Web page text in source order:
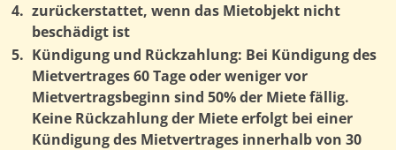
4. zurückerstattet, wenn das Mietobjekt nicht
beschädigt ist
5. Kündigung und Rückzahlung: Bei Kündigung des
Mietvertrages 60 Tage oder weniger vor
Mietvertragsbeginn sind 50% der Miete fällig.
Keine Rückzahlung der Miete erfolgt bei einer
Kündigung des Mietvertrages innerhalb von 30